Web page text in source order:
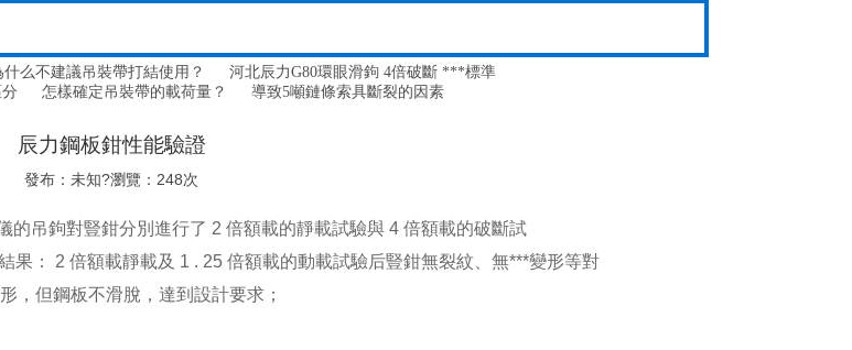
什么不建議吊裝帶打結使用？
河北辰力G80環眼滑鉤 4倍破斷 ***標準
怎樣確定吊裝帶的載荷量？
導致5噸鏈條索具斷裂的因素
辰力鋼板鉗性能驗證
發布：未知?瀏覽：248次
吊鉤對豎鉗分別進行了 2 倍額載的靜載試驗與 4 倍額載的破斷試
： 2 倍額載靜載及 1 . 25 倍額載的動載試驗后豎鉗無裂紋、無***變形等對
，但鋼板不滑脫，達到設計要求；